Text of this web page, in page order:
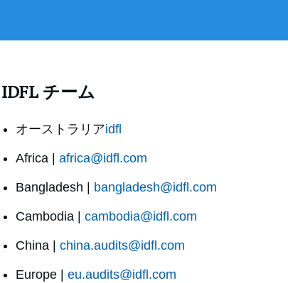
IDFL チーム
オーストラリアidfl
Africa | africa@idfl.com
Bangladesh | bangladesh@idfl.com
Cambodia | cambodia@idfl.com
China | china.audits@idfl.com
Europe | eu.audits@idfl.com